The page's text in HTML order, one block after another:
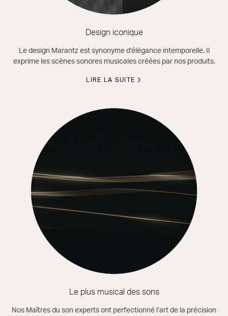
Design iconique
Le design Marantz est synonyme d’élégance intemporelle. Il
exprime les scènes sonores musicales créées par nos produits.
LIRE LA SUITE
Le plus musical des sons
Nos Maîtres du son experts ont perfectionné l’art de la précision